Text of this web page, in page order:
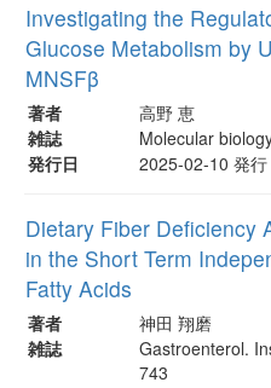
Investigating the
Glucose Metabolism by
MNSFβ
著者
高野 恵
雑誌
Molecular
発行日
2025-02-10 発行
Dietary Fiber Deficiency
in the Short Term
Fatty Acids
著者
神田 翔磨
雑誌
Gastroenterol.
743